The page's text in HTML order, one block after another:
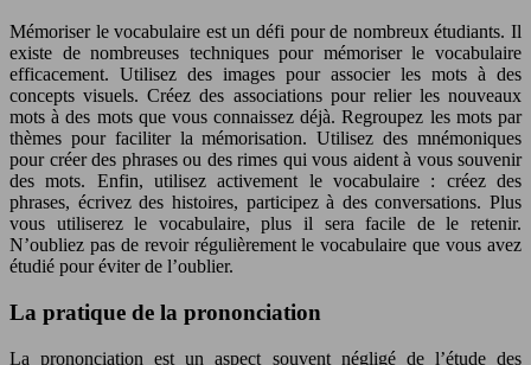
Mémoriser le vocabulaire est un défi pour de nombreux étudiants. Il
existe de nombreuses techniques pour mémoriser le vocabulaire
efficacement. Utilisez des images pour associer les mots à des
concepts visuels. Créez des associations pour relier les nouveaux
mots à des mots que vous connaissez déjà. Regroupez les mots par
thèmes pour faciliter la mémorisation. Utilisez des mnémoniques
pour créer des phrases ou des rimes qui vous aident à vous souvenir
des mots. Enfin, utilisez activement le vocabulaire : créez des
phrases, écrivez des histoires, participez à des conversations. Plus
vous utiliserez le vocabulaire, plus il sera facile de le retenir.
N’oubliez pas de revoir régulièrement le vocabulaire que vous avez
étudié pour éviter de l’oublier.
La pratique de la prononciation
La prononciation est un aspect souvent négligé de l’étude des